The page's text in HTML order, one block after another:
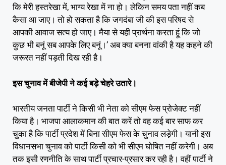
कि मेरी हस्तरेखा में, भाग्य रेखा में ना हो। लेकिन समय पता नहीं कब
कैसा आ जाए। तो हो सकता है कि जगदंबा जी की इस परिषद से
आपकी आवाज सत्य हो जाए। मैया से यही प्रार्थना करता हूं कि जो
कुछ भी बनूं सब आपके लिए बनूं।’ अब क्या बनना वांकी है यह कहने की
जरूरत नहीं पड़ती दिख रही है।
इस चुनाव में बीजेपी ने कई बड़े चेहरे उतारे।
भारतीय जनता पार्टी ने किसी भी नेता को सीएम फेस प्रोजेक्ट नहीं
किया है। भाजपा आलाकमान की बात करें तो वह कई बार साफ कर
चुका है कि पार्टी प्रदेश में बिना सीएम फेस के चुनाव लड़ेगी। यानी इस
विधानसभा चुनाव को पार्टी किसी को भी सीएम घोषित नहीं करेगी। अब
तक इसी रणनीति के साथ पार्टी प्रचार-प्रसार कर रही है। वहीं पार्टी ने